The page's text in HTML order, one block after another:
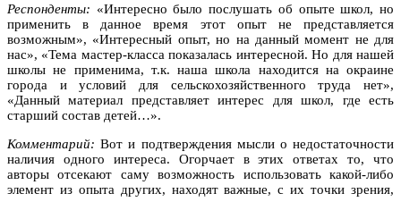
Респонденты: «Интересно было послушать об опыте школ, но
применить в данное время этот опыт не представляется
возможным», «Интересный опыт, но на данный момент не для
нас», «Тема мастер-класса показалась интересной. Но для нашей
школы не применима, т.к. наша школа находится на окраине
города и условий для сельскохозяйственного труда нет»,
«Данный материал представляет интерес для школ, где есть
старший состав детей…».
Комментарий: Вот и подтверждения мысли о недостаточности
наличия одного интереса. Огорчает в этих ответах то, что
авторы отсекают саму возможность использовать какой-либо
элемент из опыта других, находят важные, с их точки зрения,